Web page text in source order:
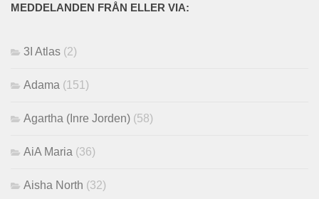
MEDDELANDEN FRÅN ELLER VIA:
3I Atlas (2)
Adama (151)
Agartha (Inre Jorden) (58)
AiA Maria (36)
Aisha North (32)